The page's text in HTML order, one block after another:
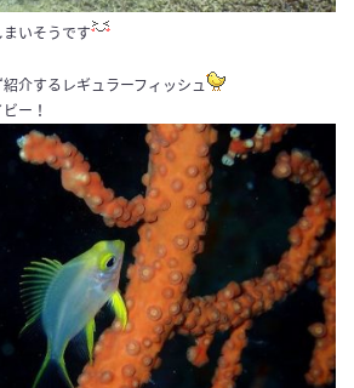
いそうです
介するレギュラーフィッシュ
ー！